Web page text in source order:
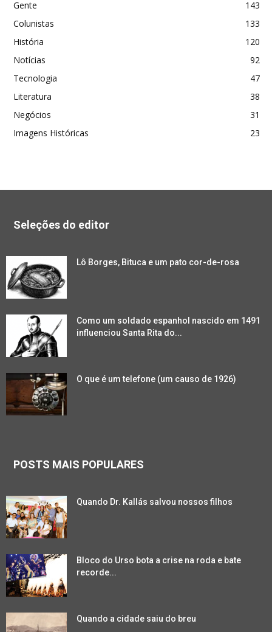
Gente
143
Colunistas
133
História
120
Notícias
92
Tecnologia
47
Literatura
38
Negócios
31
Imagens Históricas
23
Seleções do editor
Lô Borges, Bituca e um pato cor-de-rosa
Como um soldado espanhol nascido em 1491
influenciou Santa Rita do...
O que é um telefone (um causo de 1926)
POSTS MAIS POPULARES
Quando Dr. Kallás salvou nossos filhos
Bloco do Urso bota a crise na roda e bate
recorde...
Quando a cidade saiu do breu